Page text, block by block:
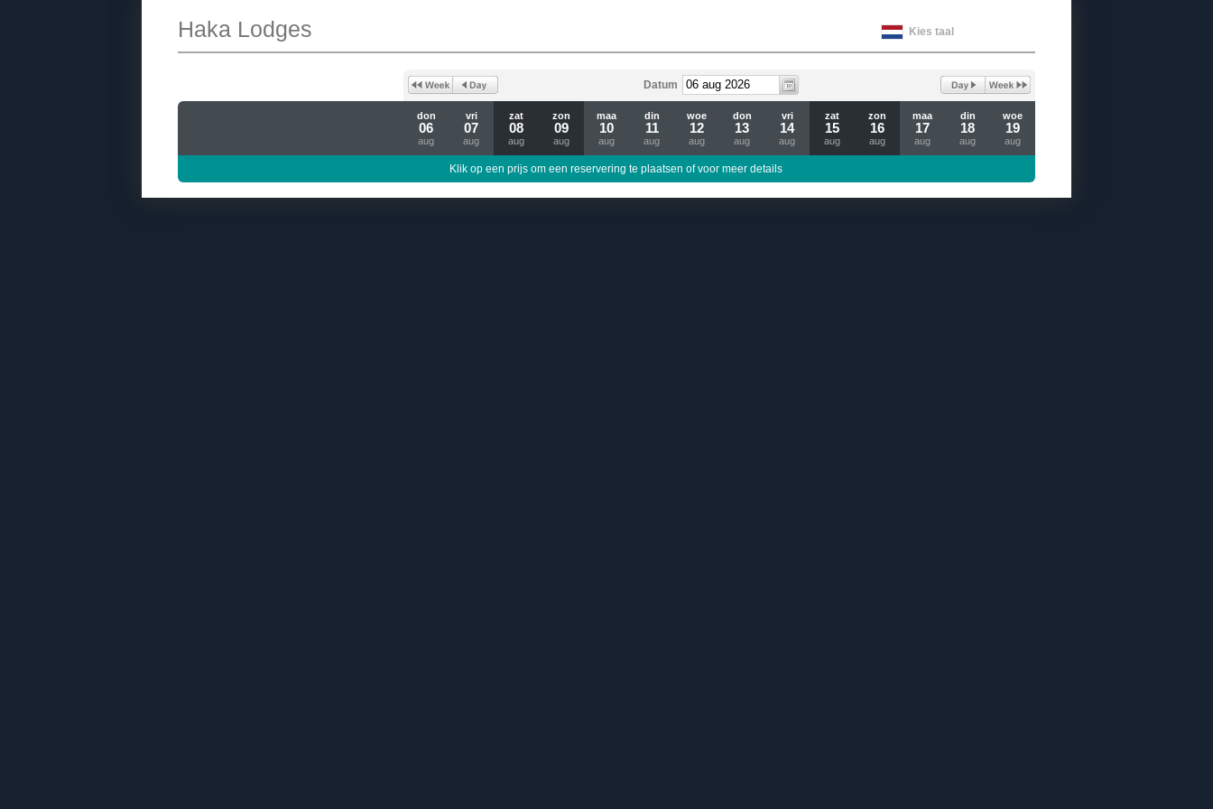
Kies taal
Haka Lodges
Datum
don
06
aug
vri
07
aug
zat
08
aug
zon
09
aug
maa
10
aug
din
11
aug
woe
12
aug
don
13
aug
vri
14
aug
zat
15
aug
zon
16
aug
maa
17
aug
din
18
aug
woe
19
aug
Klik op een prijs om een reservering te plaatsen of voor meer details